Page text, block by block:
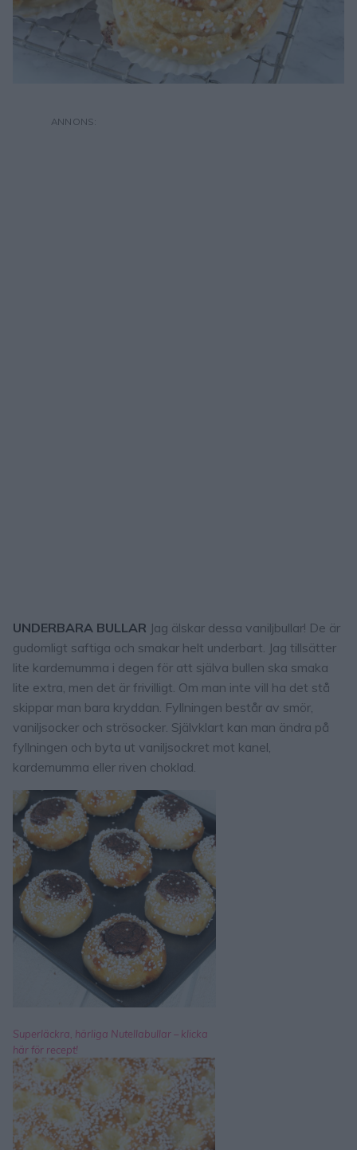
UNDERBARA BULLAR Jag älskar dessa vaniljbullar! De är
gudomligt saftiga och smakar helt underbart. Jag tillsätter
lite kardemumma i degen för att själva bullen ska smaka
lite extra, men det är frivilligt. Om man inte vill ha det stå
skippar man bara kryddan. Fyllningen består av smör,
vaniljsocker och strösocker. Självklart kan man ändra på
fyllningen och byta ut vaniljsockret mot kanel,
kardemumma eller riven choklad.
Superläckra, härliga Nutellabullar – klicka
här för recept!